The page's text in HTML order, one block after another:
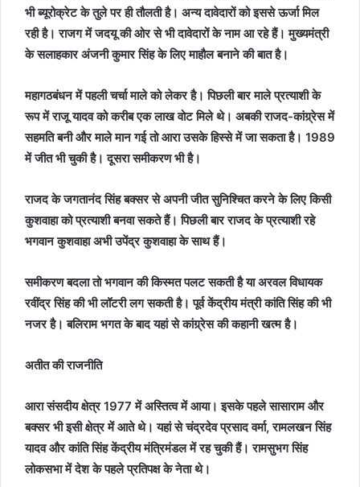
भी ब्यूरोक्रेट के तुले पर ही तौलती है। अन्य दावेदारों को इससे ऊर्जा मिल
रही है। राजग में जदयू की ओर से भी दावेदारों के नाम आ रहे हैं। मुख्यमंत्री
के सलाहकार अंजनी कुमार सिंह के लिए माहौल बनाने की बात है।
महागठबंधन में पहली चर्चा माले को लेकर है। पिछली बार माले प्रत्याशी के
रूप में राजू यादव को करीब एक लाख वोट मिले थे। अबकी राजद-कांग्र्रेस में
सहमति बनी और माले मान गई तो आरा उसके हिस्से में जा सकता है। 1989
में जीत भी चुकी है। दूसरा समीकरण भी है।
राजद के जगतानंद सिंह बक्सर से अपनी जीत सुनिश्चित करने के लिए किसी
कुशवाहा को प्रत्याशी बनवा सकते हैं। पिछली बार राजद के प्रत्याशी रहे
भगवान कुशवाहा अभी उपेंद्र कुशवाहा के साथ हैं।
समीकरण बदला तो भगवान की किस्मत पलट सकती है या अरवल विधायक
रवींद्र सिंह की भी लॉटरी लग सकती है। पूर्व केंद्रीय मंत्री कांति सिंह की भी
नजर है। बलिराम भगत के बाद यहां से कांग्र्रेस की कहानी खत्म है।
अतीत की राजनीति
आरा संसदीय क्षेत्र 1977 में अस्तित्व में आया। इसके पहले सासाराम और
बक्सर भी इसी क्षेत्र में आते थे। यहां से चंद्रदेव प्रसाद वर्मा, रामलखन सिंह
यादव और कांति सिंह केंद्रीय मंत्रिमंडल में रह चुकी हैं। रामसुभग सिंह
लोकसभा में देश के पहले प्रतिपक्ष के नेता थे।